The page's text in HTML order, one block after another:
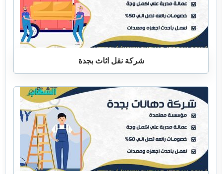
شركة نقل اثاث بجدة